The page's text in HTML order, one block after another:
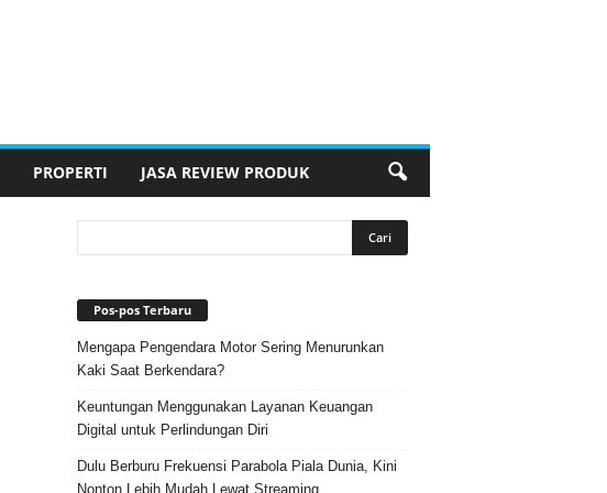
PROPERTI JASA REVIEW PRODUK
Pos-pos Terbaru
Mengapa Pengendara Motor Sering Menurunkan
Kaki Saat Berkendara?
Keuntungan Menggunakan Layanan Keuangan
Digital untuk Perlindungan Diri
Dulu Berburu Frekuensi Parabola Piala Dunia, Kini
Nonton Lebih Mudah Lewat Streaming